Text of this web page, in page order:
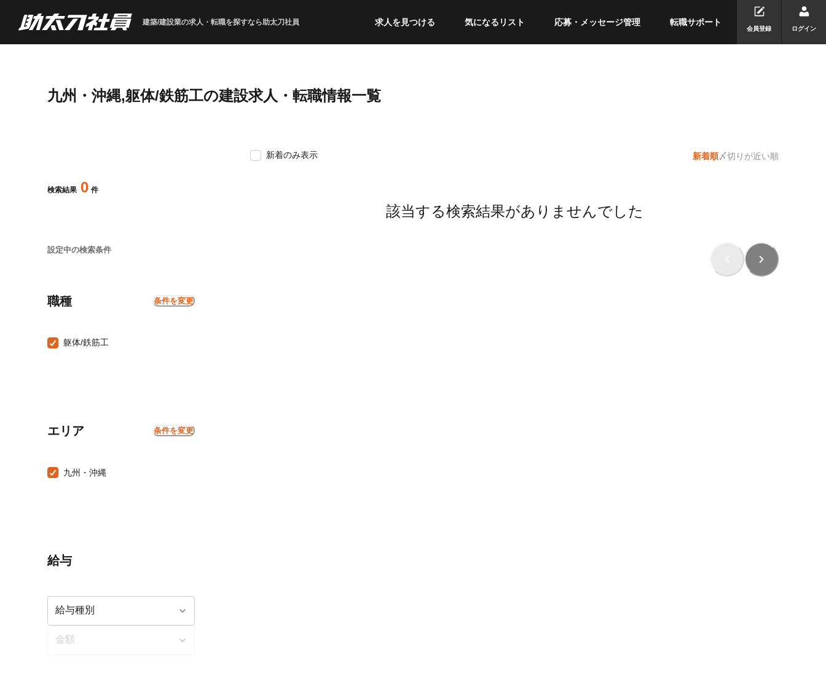
建築/建設業の求人・転職を探すなら助太刀社員 求人を見つける 気になるリスト 応募・メッセージ管理 転職サポート
会員登録 ログイン
九州・沖縄,躯体/鉄筋工の建設求人・転職情報一覧
検索結果 0 件
設定中の検索条件
職種 条件を変更
躯体/鉄筋工
エリア 条件を変更
九州・沖縄
給与
新着のみ表示 新着順〆切りが近い順
該当する検索結果がありませんでした